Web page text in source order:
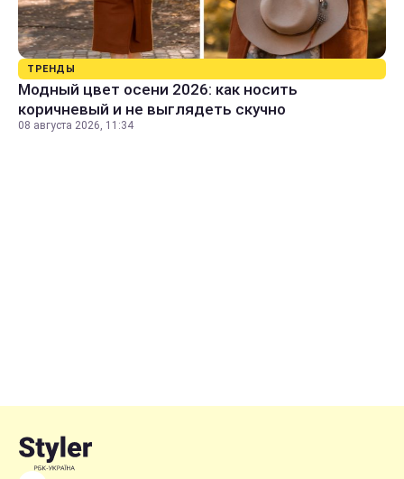
ТРЕНДЫ
Модный цвет осени 2026: как носить
коричневый и не выглядеть скучно
08 августа 2026, 11:34